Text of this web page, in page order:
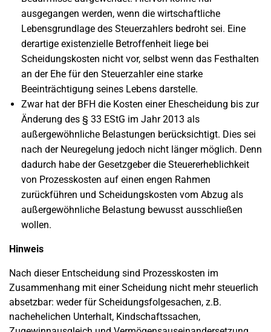
ausgegangen werden, wenn die wirtschaftliche
Lebensgrundlage des Steuerzahlers bedroht sei. Eine
derartige existenzielle Betroffenheit liege bei
Scheidungskosten nicht vor, selbst wenn das Festhalten
an der Ehe für den Steuerzahler eine starke
Beeinträchtigung seines Lebens darstelle.
Zwar hat der BFH die Kosten einer Ehescheidung bis zur
Änderung des § 33 EStG im Jahr 2013 als
außergewöhnliche Belastungen berücksichtigt. Dies sei
nach der Neuregelung jedoch nicht länger möglich. Denn
dadurch habe der Gesetzgeber die Steuererheblichkeit
von Prozesskosten auf einen engen Rahmen
zurückführen und Scheidungskosten vom Abzug als
außergewöhnliche Belastung bewusst ausschließen
wollen.
Hinweis
Nach dieser Entscheidung sind Prozesskosten im
Zusammenhang mit einer Scheidung nicht mehr steuerlich
absetzbar: weder für Scheidungsfolgesachen, z.B.
nachehelichen Unterhalt, Kindschaftssachen,